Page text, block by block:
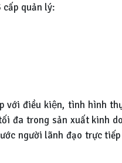
cấp quản lý:
với điều kiện, tình hình
đa trong sản xuất kinh
người lãnh đạo trực tiếp